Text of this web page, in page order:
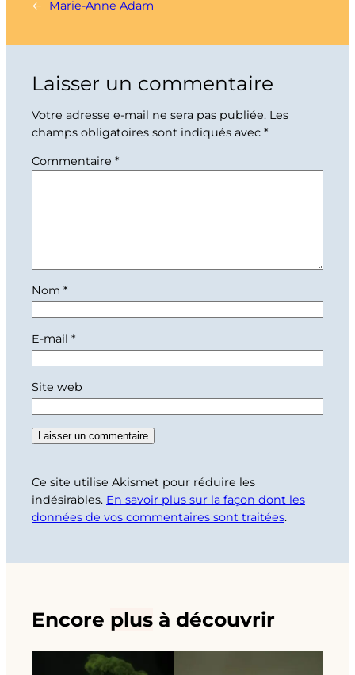
← Marie-Anne Adam
Laisser un commentaire
Votre adresse e-mail ne sera pas publiée. Les
champs obligatoires sont indiqués avec *
Commentaire *
Nom *
E-mail *
Site web
Ce site utilise Akismet pour réduire les
indésirables. En savoir plus sur la façon dont les
données de vos commentaires sont traitées.
Encore plus à découvrir